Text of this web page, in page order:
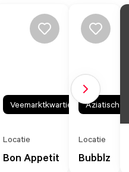
Bon Appetit
Locatie
Veemarktkwartier
Bubblz
Locatie
Aziatisch
Volgende